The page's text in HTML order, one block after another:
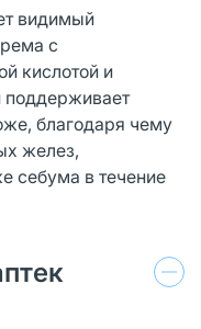
видимый
с
кислотой и
поддерживает
благодаря чему
желез,
себума в течение